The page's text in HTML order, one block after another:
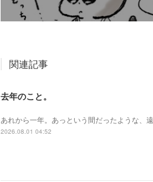
関連記事
去年のこと。
あれから一年。あっという間だったような、
2026.08.01 04:52